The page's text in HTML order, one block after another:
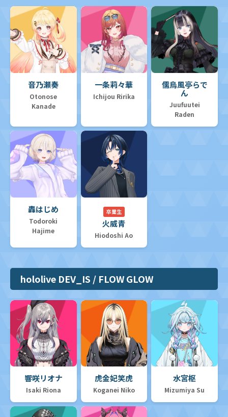
音乃瀬奏
Otonose
Kanade
一条莉々華
Ichijou Ririka
儒烏風亭らで
ん
Juufuutei
Raden
轟はじめ
Todoroki
Hajime
卒業生
火威青
Hiodoshi Ao
hololive DEV_IS / FLOW GLOW
響咲リオナ
Isaki Riona
虎金妃笑虎
Koganei Niko
水宮枢
Mizumiya Su